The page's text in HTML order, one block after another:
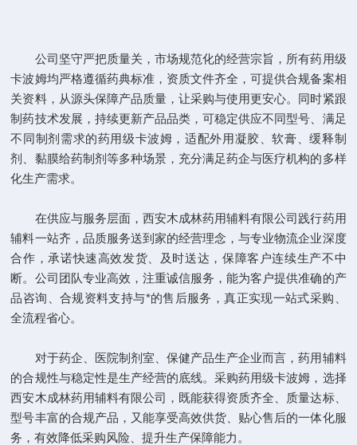
公司坚守严把质量关，市场规范化的经营宗旨，所有药用级
卡波姆均严格遵循药典标准，资质文件齐全，可提供合规备案相
关资料，从源头保障产品质量，让采购与使用更安心。同时紧跟
制药技术发展，持续更新产品品类，可稳定供应不同型号、满足
不同制剂需求的药用级卡波姆，适配外用凝胶、软膏、缓释制
剂、黏膜给药制剂等多种场景，充分满足药企与医疗机构的多样
化生产需求。
在供应与服务层面，西安木成林药用辅料有限公司践行药用
辅料一站齐，品质服务送到家的经营理念，与专业物流企业深度
合作，承诺快速高效发货、及时送达，保障客户连续生产不中
断。公司团队专业高效，注重诚信服务，能为客户提供准确的产
品咨询、合规资料支持与*的售后服务，真正实现一站式采购、
全流程省心。
对于药企、医院制剂室、保健产品生产企业而言，药用辅料
的合规性与稳定性是生产经营的底线。采购药用级卡波姆，选择
西安木成林药用辅料有限公司，既能获得资质齐全、质量达标、
型号丰富的合规产品，又能享受高效供货、贴心售后的一体化服
务，有效降低采购风险、提升生产保障能力。